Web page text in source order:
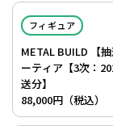
フィギュア
METAL BUILD 【
ーティア【3次：
送分】
88,000円（税込）